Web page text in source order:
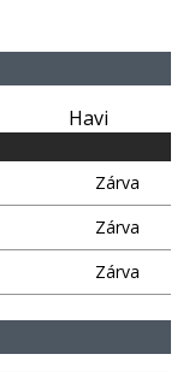
Havi
Zárva
Zárva
Zárva